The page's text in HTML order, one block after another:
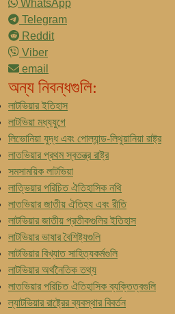
WhatsApp
Telegram
Reddit
Viber
email
অন্য নিবন্ধগুলি:
লাটভিয়ার ইতিহাস
লাটভিয়া মধ্যযুগে
লিভোনিয়া যুদ্ধ এবং পোল্যান্ড-লিথুয়ানিয়া রাষ্ট্র
লাতভিয়ার প্রথম স্বতন্ত্র রাষ্ট্র
সমসাময়িক লাটভিয়া
লাত্ভিয়ার পরিচিত ঐতিহাসিক নথি
লাতভিয়ার জাতীয় ঐতিহ্য এবং রীতি
লাটভিয়ার জাতীয় প্রতীকগুলির ইতিহাস
লাটভিয়ার ভাষার বৈশিষ্ট্যগুলি
লাটভিয়ার বিখ্যাত সাহিত্যকর্মগুলি
লাটভিয়ার অর্থনৈতিক তথ্য
লাতভিয়ার পরিচিত ঐতিহাসিক ব্যক্তিত্বগুলি
ল্যাটভিয়ার রাষ্ট্রের ব্যবস্থার বিবর্তন